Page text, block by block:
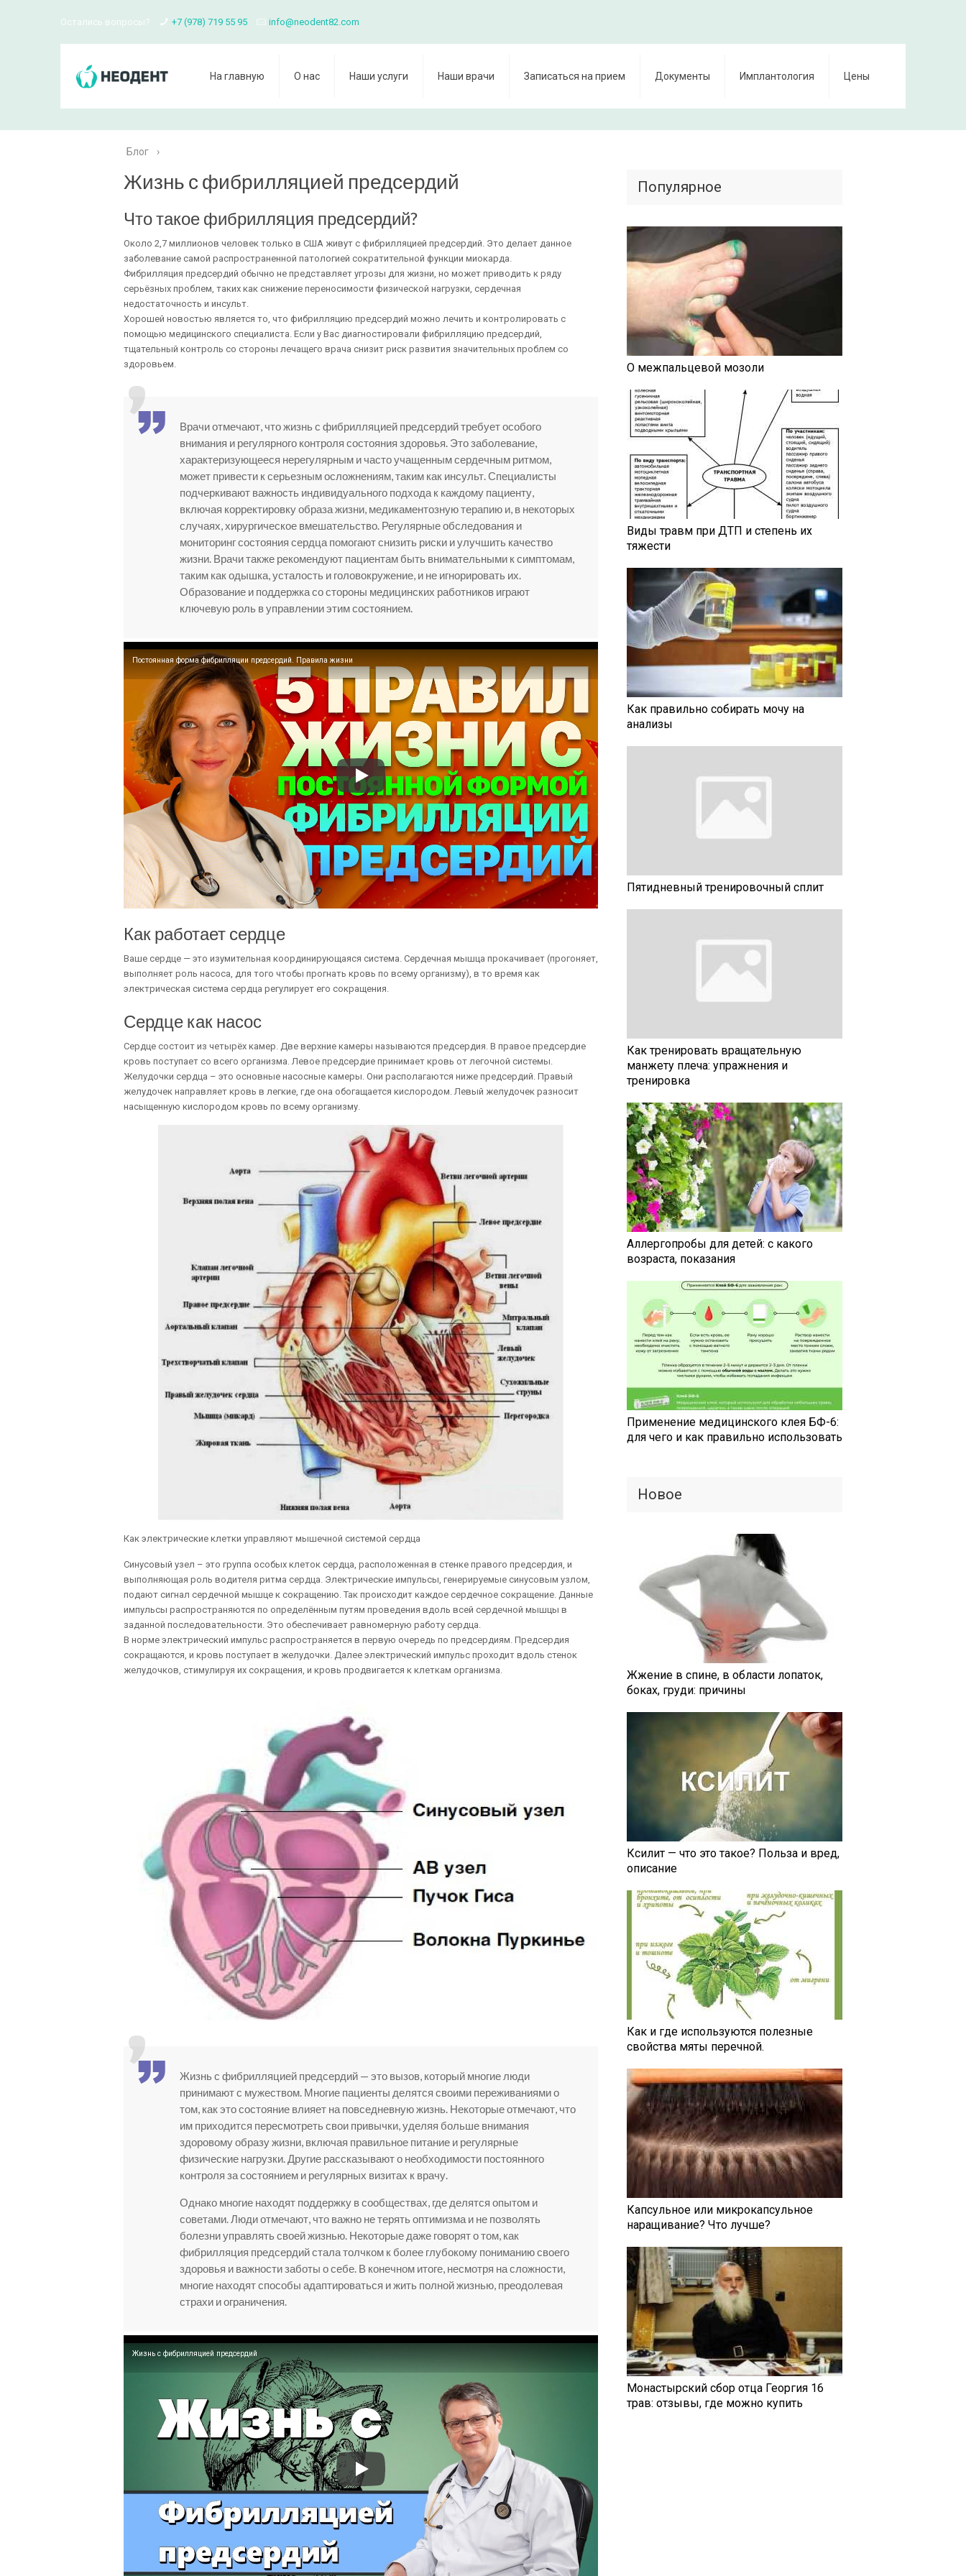
Остались вопросы? +7 (978) 719 55 95 info@neodent82.com
На главную О нас Наши услуги Наши врачи Записаться на прием Документы Имплантология Цены
Блог ›
Жизнь с фибрилляцией предсердий
Что такое фибрилляция предсердий?
Около 2,7 миллионов человек только в США живут с фибрилляцией предсердий. Это делает данное
заболевание самой распространенной патологией сократительной функции миокарда.
Фибрилляция предсердий обычно не представляет угрозы для жизни, но может приводить к ряду
серьёзных проблем, таких как снижение переносимости физической нагрузки, сердечная
недостаточность и инсульт.
Хорошей новостью является то, что фибрилляцию предсердий можно лечить и контролировать с
помощью медицинского специалиста. Если у Вас диагностировали фибрилляцию предсердий,
тщательный контроль со стороны лечащего врача снизит риск развития значительных проблем со
здоровьем.
Врачи отмечают, что жизнь с фибрилляцией предсердий требует особого
внимания и регулярного контроля состояния здоровья. Это заболевание,
характеризующееся нерегулярным и часто учащенным сердечным ритмом,
может привести к серьезным осложнениям, таким как инсульт. Специалисты
подчеркивают важность индивидуального подхода к каждому пациенту,
включая корректировку образа жизни, медикаментозную терапию и, в некоторых
случаях, хирургическое вмешательство. Регулярные обследования и
мониторинг состояния сердца помогают снизить риски и улучшить качество
жизни. Врачи также рекомендуют пациентам быть внимательными к симптомам,
таким как одышка, усталость и головокружение, и не игнорировать их.
Образование и поддержка со стороны медицинских работников играют
ключевую роль в управлении этим состоянием.
Постоянная форма фибрилляции предсердий. Правила жизни
Как работает сердце
Ваше сердце — это изумительная координирующаяся система. Сердечная мышца прокачивает (прогоняет,
выполняет роль насоса, для того чтобы прогнать кровь по всему организму), в то время как
электрическая система сердца регулирует его сокращения.
Сердце как насос
Сердце состоит из четырёх камер. Две верхние камеры называются предсердия. В правое предсердие
кровь поступает со всего организма. Левое предсердие принимает кровь от легочной системы.
Желудочки сердца – это основные насосные камеры. Они располагаются ниже предсердий. Правый
желудочек направляет кровь в легкие, где она обогащается кислородом. Левый желудочек разносит
насыщенную кислородом кровь по всему организму.
Как электрические клетки управляют мышечной системой сердца
Синусовый узел – это группа особых клеток сердца, расположенная в стенке правого предсердия, и
выполняющая роль водителя ритма сердца. Электрические импульсы, генерируемые синусовым узлом,
подают сигнал сердечной мышце к сокращению. Так происходит каждое сердечное сокращение. Данные
импульсы распространяются по определённым путям проведения вдоль всей сердечной мышцы в
заданной последовательности. Это обеспечивает равномерную работу сердца.
В норме электрический импульс распространяется в первую очередь по предсердиям. Предсердия
сокращаются, и кровь поступает в желудочки. Далее электрический импульс проходит вдоль стенок
желудочков, стимулируя их сокращения, и кровь продвигается к клеткам организма.
Жизнь с фибрилляцией предсердий — это вызов, который многие люди
принимают с мужеством. Многие пациенты делятся своими переживаниями о
том, как это состояние влияет на повседневную жизнь. Некоторые отмечают, что
им приходится пересмотреть свои привычки, уделяя больше внимания
здоровому образу жизни, включая правильное питание и регулярные
физические нагрузки. Другие рассказывают о необходимости постоянного
контроля за состоянием и регулярных визитах к врачу.
Однако многие находят поддержку в сообществах, где делятся опытом и
советами. Люди отмечают, что важно не терять оптимизма и не позволять
болезни управлять своей жизнью. Некоторые даже говорят о том, как
фибрилляция предсердий стала толчком к более глубокому пониманию своего
здоровья и важности заботы о себе. В конечном итоге, несмотря на сложности,
многие находят способы адаптироваться и жить полной жизнью, преодолевая
страхи и ограничения.
Жизнь с фибрилляцией предсердий
Популярное
О межпальцевой мозоли
Виды травм при ДТП и степень их
тяжести
Как правильно собирать мочу на
анализы
Пятидневный тренировочный сплит
Как тренировать вращательную
манжету плеча: упражнения и
тренировка
Аллергопробы для детей: с какого
возраста, показания
Применение медицинского клея БФ-6:
для чего и как правильно использовать
Новое
Жжение в спине, в области лопаток,
боках, груди: причины
Ксилит — что это такое? Польза и вред,
описание
Как и где используются полезные
свойства мяты перечной.
Капсульное или микрокапсульное
наращивание? Что лучше?
Монастырский сбор отца Георгия 16
трав: отзывы, где можно купить